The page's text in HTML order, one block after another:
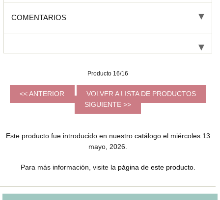
COMENTARIOS
Producto 16/16
<< ANTERIOR
VOLVER A LISTA DE PRODUCTOS
SIGUIENTE >>
Este producto fue introducido en nuestro catálogo el miércoles 13
mayo, 2026.
Para más información, visite la página de este producto.